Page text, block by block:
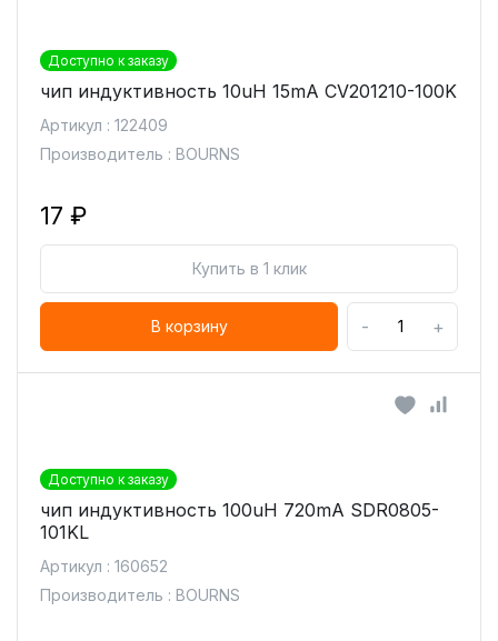
Доступно к заказу
чип индуктивность 10uH 15mA CV201210-100K
Артикул : 122409
Производитель : BOURNS
17 ₽
Купить в 1 клик
В корзину - +
Доступно к заказу
чип индуктивность 100uH 720mA SDR0805-
101KL
Артикул : 160652
Производитель : BOURNS